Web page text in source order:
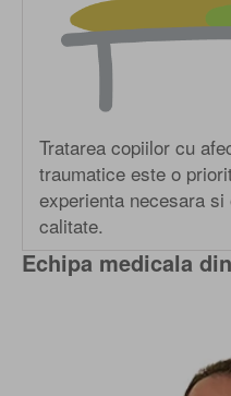
Tratarea copiilor cu
traumatice este o
experienta necesara
calitate.
Echipa medicala